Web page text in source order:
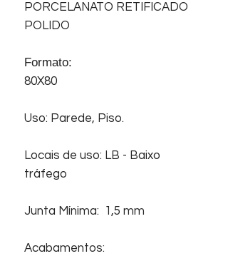
PORCELANATO RETIFICADO
POLIDO
Formato:
80X80
Uso: Parede, Piso.
Locais de uso: LB - Baixo
tráfego
Junta Mínima: 1,5 mm
Acabamentos: